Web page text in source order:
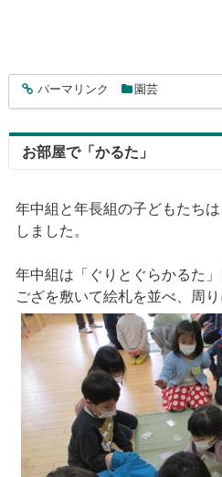
entry283
パーマリンク 園芸
お部屋で「かるた」
年中組と年長組の子どもたち
しました。
年中組は「ぐりとぐらかるた」
ござを敷いて絵札を並べ、周